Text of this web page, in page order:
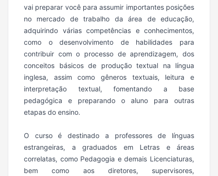
vai preparar você para assumir importantes posições
no mercado de trabalho da área de educação,
adquirindo várias competências e conhecimentos,
como o desenvolvimento de habilidades para
contribuir com o processo de aprendizagem, dos
conceitos básicos de produção textual na língua
inglesa, assim como gêneros textuais, leitura e
interpretação textual, fomentando a base
pedagógica e preparando o aluno para outras
etapas do ensino.
O curso é destinado a professores de línguas
estrangeiras, a graduados em Letras e áreas
correlatas, como Pedagogia e demais Licenciaturas,
bem como aos diretores, supervisores,